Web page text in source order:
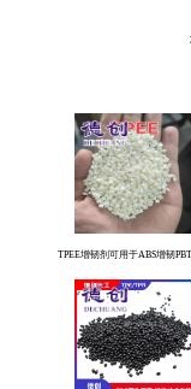
TPEE增韧剂可用于ABS增韧